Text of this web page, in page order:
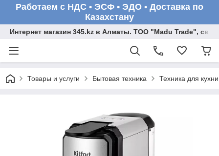
Работаем с НДС • ЭСФ • ЭДО • Доставка по
Казахстану
Интернет магазин 345.kz в Алматы. ТОО "Madu Trade",
Товары и услуги Бытовая техника Техника для кухни